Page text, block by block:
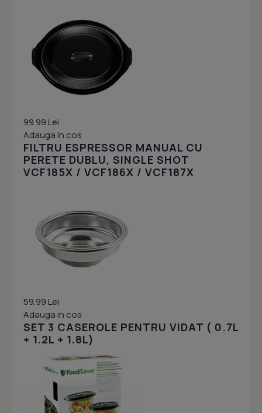
99.99 Lei
Adauga in cos
FILTRU ESPRESSOR MANUAL CU
PERETE DUBLU, SINGLE SHOT
VCF185X / VCF186X / VCF187X
59.99 Lei
Adauga in cos
SET 3 CASEROLE PENTRU VIDAT ( 0.7L
+ 1.2L + 1.8L)